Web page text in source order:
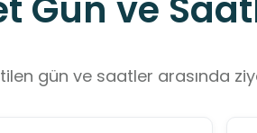
gün ve saatler arasında